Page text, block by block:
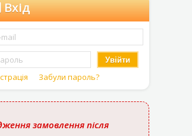
Вхід
Увійти
Забули пароль?
замовлення після